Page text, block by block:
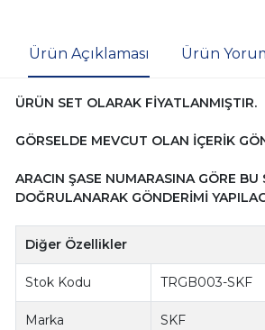
Ürün Açıklaması Ürün
ÜRÜN SET OLARAK FİYATLANMIŞTIR.
GÖRSELDE MEVCUT OLAN İÇERİK
ARACIN ŞASE NUMARASINA GÖRE
DOĞRULANARAK GÖNDERİMİ
Diğer Özellikler
Stok Kodu TRGB003-SKF
Marka SKF